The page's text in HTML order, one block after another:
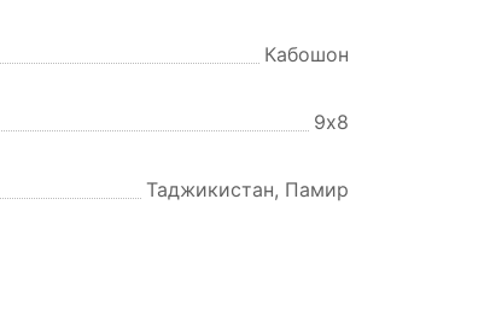
Кабошон
9х8
Таджикистан, Памир